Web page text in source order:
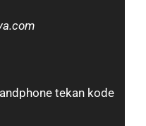
tekan kode